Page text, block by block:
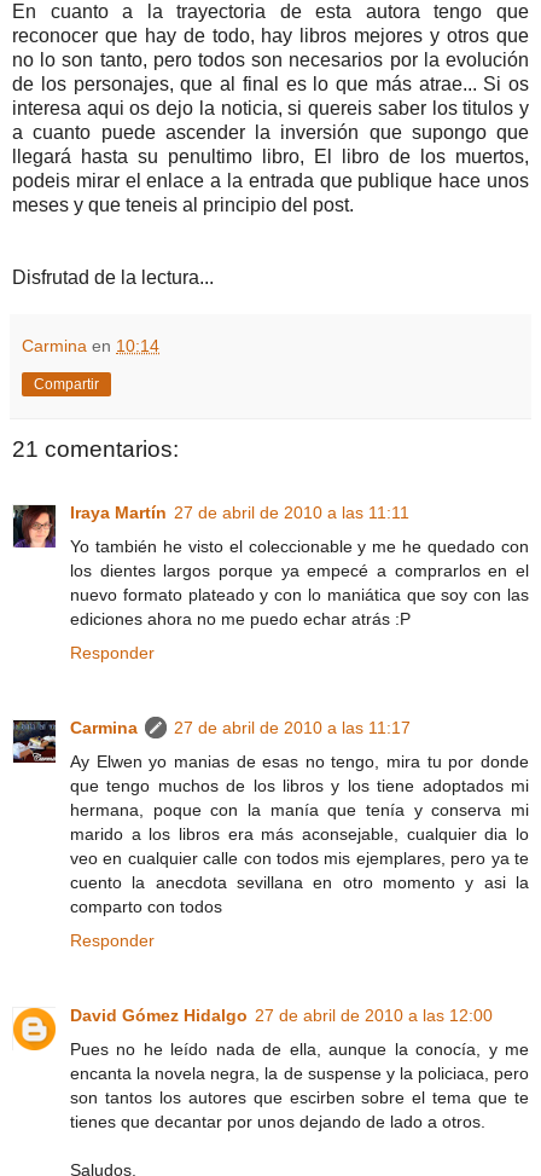
En cuanto a la trayectoria de esta autora tengo que
reconocer que hay de todo, hay libros mejores y otros que
no lo son tanto, pero todos son necesarios por la evolución
de los personajes, que al final es lo que más atrae... Si os
interesa aqui os dejo la noticia, si quereis saber los titulos y
a cuanto puede ascender la inversión que supongo que
llegará hasta su penultimo libro, El libro de los muertos,
podeis mirar el enlace a la entrada que publique hace unos
meses y que teneis al principio del post.
Disfrutad de la lectura...
Carmina en 10:14
Compartir
21 comentarios:
Iraya Martín 27 de abril de 2010 a las 11:11
Yo también he visto el coleccionable y me he quedado con
los dientes largos porque ya empecé a comprarlos en el
nuevo formato plateado y con lo maniática que soy con las
ediciones ahora no me puedo echar atrás :P
Responder
Carmina
27 de abril de 2010 a las 11:17
Ay Elwen yo manias de esas no tengo, mira tu por donde
que tengo muchos de los libros y los tiene adoptados mi
hermana, poque con la manía que tenía y conserva mi
marido a los libros era más aconsejable, cualquier dia lo
veo en cualquier calle con todos mis ejemplares, pero ya te
cuento la anecdota sevillana en otro momento y asi la
comparto con todos
Responder
David Gómez Hidalgo 27 de abril de 2010 a las 12:00
Pues no he leído nada de ella, aunque la conocía, y me
encanta la novela negra, la de suspense y la policiaca, pero
son tantos los autores que escirben sobre el tema que te
tienes que decantar por unos dejando de lado a otros.
Saludos.